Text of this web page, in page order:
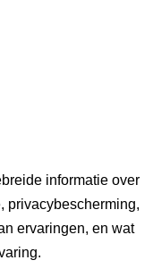
informatie over
privacybescherming,
ervaringen, en wat